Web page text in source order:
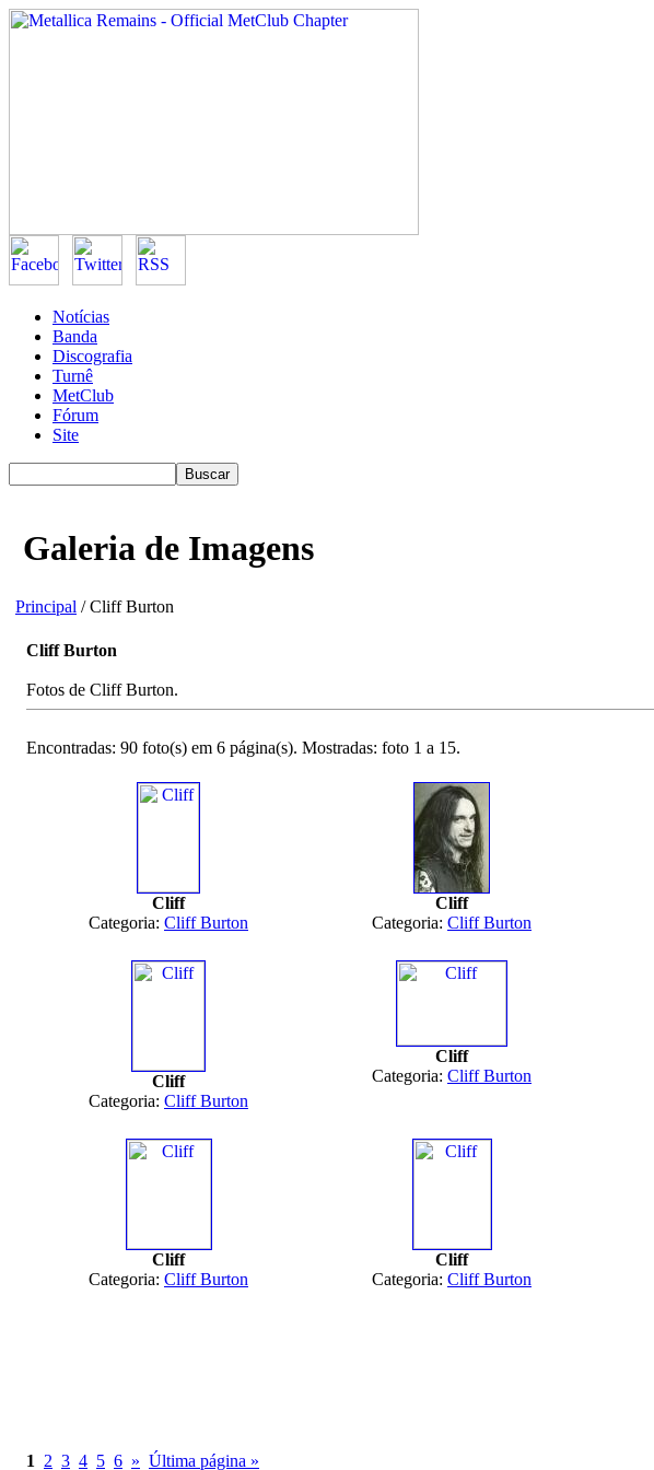
Notícias
Banda
Discografia
Turnê
MetClub
Fórum
Site
Galeria de Imagens
Principal / Cliff Burton
Cliff Burton
Fotos de Cliff Burton.
Encontradas: 90 foto(s) em 6 página(s). Mostradas: foto 1 a 15.
Cliff
Categoria: Cliff Burton
Cliff
Categoria: Cliff Burton
Cliff
Categoria: Cliff Burton
Cliff
Categoria: Cliff Burton
Cliff
Categoria: Cliff Burton
Cliff
Categoria: Cliff Burton
1 2 3 4 5 6 » Última página »